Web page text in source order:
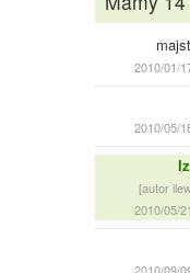
2010/01/
2010/05/
[autor
2010/05/
2010/09/